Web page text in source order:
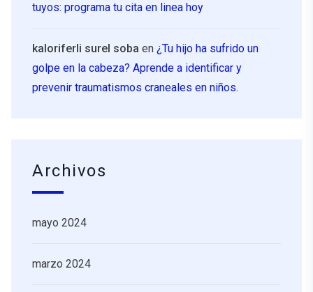
tuyos: programa tu cita en linea hoy
kaloriferli surel soba en ¿Tu hijo ha sufrido un
golpe en la cabeza? Aprende a identificar y
prevenir traumatismos craneales en niños.
Archivos
mayo 2024
marzo 2024